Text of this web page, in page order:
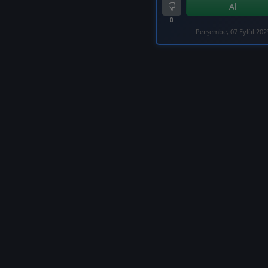
0
Al
Perşembe, 07 Eylül